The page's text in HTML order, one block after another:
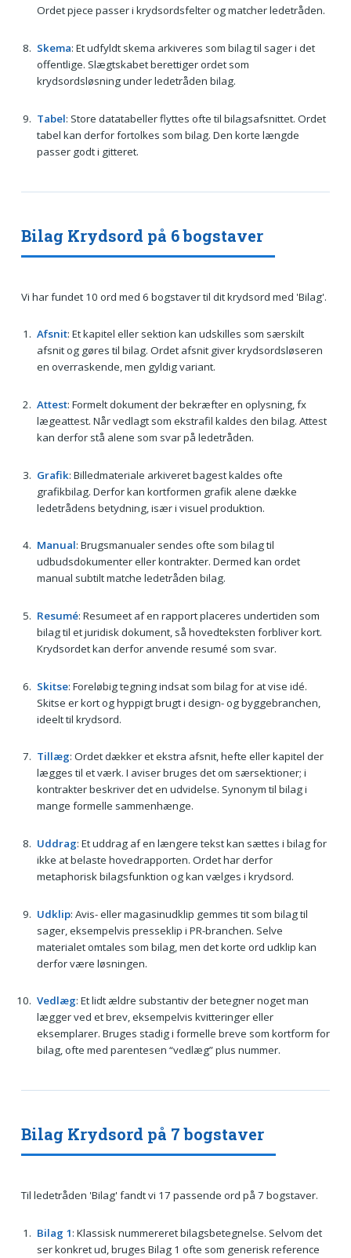
Ordet pjece passer i krydsordsfelter og matcher ledetråden.
Skema: Et udfyldt skema arkiveres som bilag til sager i det
offentlige. Slægtskabet berettiger ordet som
krydsordsløsning under ledetråden bilag.
Tabel: Store datatabeller flyttes ofte til bilagsafsnittet. Ordet
tabel kan derfor fortolkes som bilag. Den korte længde
passer godt i gitteret.
Bilag Krydsord på 6 bogstaver
Vi har fundet 10 ord med 6 bogstaver til dit krydsord med 'Bilag'.
Afsnit: Et kapitel eller sektion kan udskilles som særskilt
afsnit og gøres til bilag. Ordet afsnit giver krydsordsløseren
en overraskende, men gyldig variant.
Attest: Formelt dokument der bekræfter en oplysning, fx
lægeattest. Når vedlagt som ekstrafil kaldes den bilag. Attest
kan derfor stå alene som svar på ledetråden.
Grafik: Billedmateriale arkiveret bagest kaldes ofte
grafikbilag. Derfor kan kortformen grafik alene dække
ledetrådens betydning, især i visuel produktion.
Manual: Brugsmanualer sendes ofte som bilag til
udbudsdokumenter eller kontrakter. Dermed kan ordet
manual subtilt matche ledetråden bilag.
Resumé: Resumeet af en rapport placeres undertiden som
bilag til et juridisk dokument, så hovedteksten forbliver kort.
Krydsordet kan derfor anvende resumé som svar.
Skitse: Foreløbig tegning indsat som bilag for at vise idé.
Skitse er kort og hyppigt brugt i design- og byggebranchen,
ideelt til krydsord.
Tillæg: Ordet dækker et ekstra afsnit, hefte eller kapitel der
lægges til et værk. I aviser bruges det om særsektioner; i
kontrakter beskriver det en udvidelse. Synonym til bilag i
mange formelle sammenhænge.
Uddrag: Et uddrag af en længere tekst kan sættes i bilag for
ikke at belaste hovedrapporten. Ordet har derfor
metaphorisk bilagsfunktion og kan vælges i krydsord.
Udklip: Avis- eller magasinudklip gemmes tit som bilag til
sager, eksempelvis presseklip i PR-branchen. Selve
materialet omtales som bilag, men det korte ord udklip kan
derfor være løsningen.
Vedlæg: Et lidt ældre substantiv der betegner noget man
lægger ved et brev, eksempelvis kvitteringer eller
eksemplarer. Bruges stadig i formelle breve som kortform for
bilag, ofte med parentesen “vedlæg” plus nummer.
Bilag Krydsord på 7 bogstaver
Til ledetråden 'Bilag' fandt vi 17 passende ord på 7 bogstaver.
Bilag 1: Klassisk nummereret bilagsbetegnelse. Selvom det
ser konkret ud, bruges Bilag 1 ofte som generisk reference